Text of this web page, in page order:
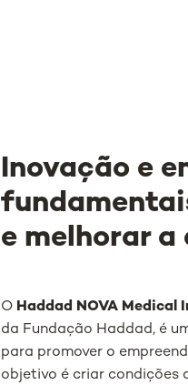
Inovação e
e melhorar
O Haddad NOVA Medical
da Fundação Haddad, é
para promover o
objetivo é criar condições